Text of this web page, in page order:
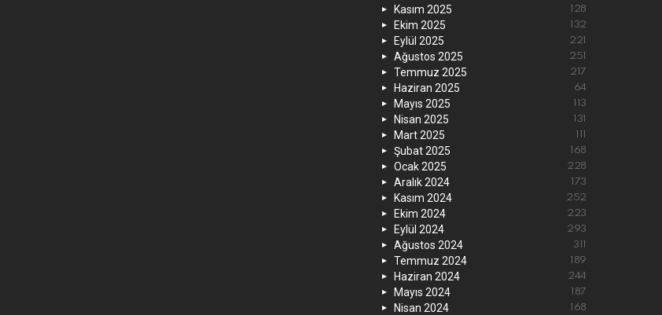
Kasım 2025 128
Ekim 2025 132
Eylül 2025 221
Ağustos 2025 251
Temmuz 2025 217
Haziran 2025 64
Mayıs 2025 113
Nisan 2025 131
Mart 2025 111
Şubat 2025 168
Ocak 2025 228
Aralık 2024 173
Kasım 2024 252
Ekim 2024 223
Eylül 2024 293
Ağustos 2024 311
Temmuz 2024 189
Haziran 2024 244
Mayıs 2024 187
Nisan 2024 168